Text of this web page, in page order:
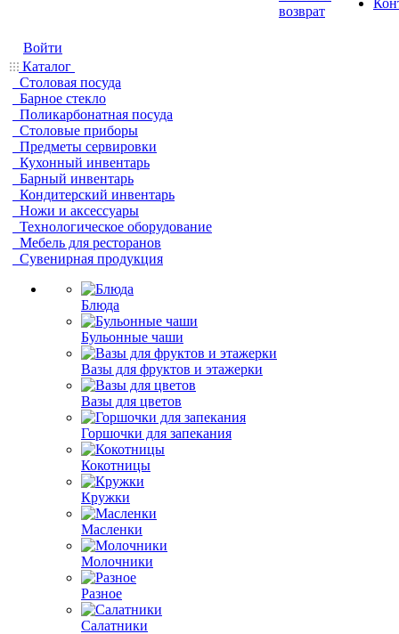
возврат
Войти
Каталог
Столовая посуда
Барное стекло
Поликарбонатная посуда
Столовые приборы
Предметы сервировки
Кухонный инвентарь
Барный инвентарь
Кондитерский инвентарь
Ножи и аксессуары
Технологическое оборудование
Мебель для ресторанов
Сувенирная продукция
Блюда
Бульонные чаши
Вазы для фруктов и этажерки
Вазы для цветов
Горшочки для запекания
Кокотницы
Кружки
Масленки
Молочники
Разное
Салатники